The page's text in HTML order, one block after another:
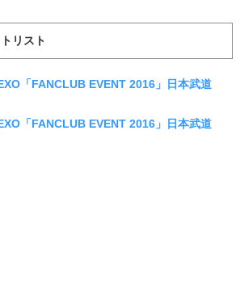
リスト
「FANCLUB EVENT 2016」日本武道
「FANCLUB EVENT 2016」日本武道